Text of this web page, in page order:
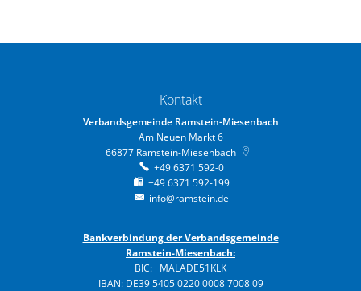
Kontakt
Verbandsgemeinde Ramstein-Miesenbach
Am Neuen Markt 6
66877 Ramstein-Miesenbach
+49 6371 592-0
+49 6371 592-199
info@ramstein.de
Bankverbindung der Verbandsgemeinde
Ramstein-Miesenbach:
BIC: MALADE51KLK
IBAN: DE39 5405 0220 0008 7008 09